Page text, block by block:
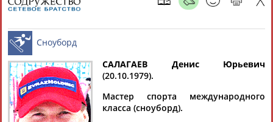
СПОРТСМЕНЫ, ТРЕНЕРЫ И СПЕЦИАЛИСТЫ
Найдено: 13181персон Расширенный поиск
Сноуборд
САЛАГАЕВ Денис Юрьевич
(20.10.1979).
Мастер спорта международного
класса (сноуборд).